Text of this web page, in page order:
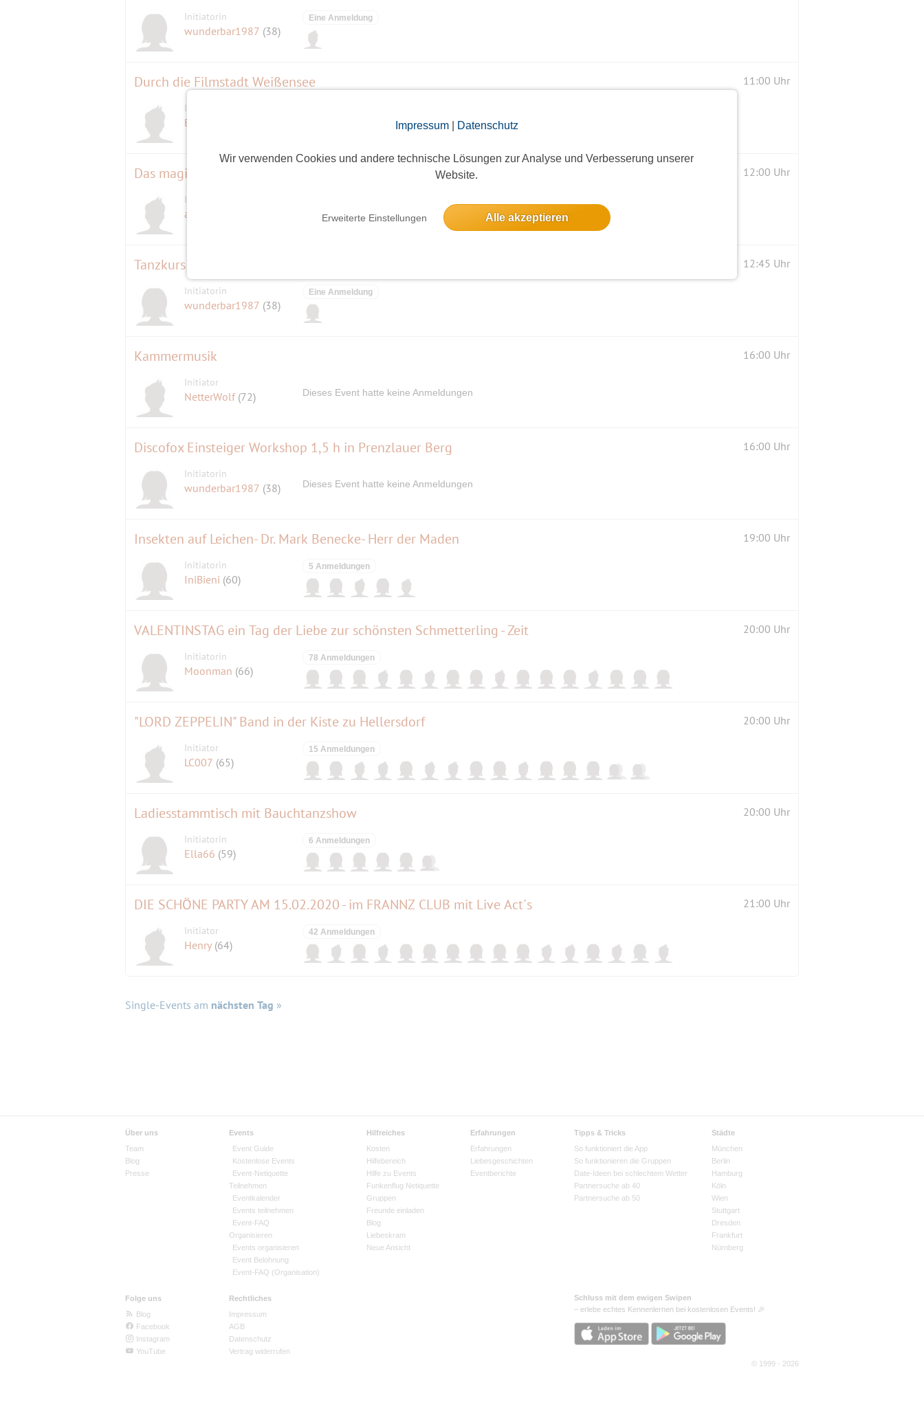
Impressum| Datenschutz
Wir verwenden Cookies und andere technische Lösungen zur Analyse und Verbesserung unserer
Website.
Erweiterte Einstellungen Alle akzeptieren
Initiatorin
wunderbar1987 (38)
Eine Anmeldung
Durch die Filmstadt Weißensee 11:00 Uhr
Initiator
Berndlin
Das magische Tal, CW 21 12:00 Uhr
Initiator
adventurefox
12:45 Uhr
Initiatorin
wunderbar1987 (38)
Eine Anmeldung
Kammermusik 16:00 Uhr
Initiator
NetterWolf (72) Dieses Event hatte keine Anmeldungen
Discofox Einsteiger Workshop 1,5 h in Prenzlauer Berg 16:00 Uhr
Initiatorin
wunderbar1987 (38) Dieses Event hatte keine Anmeldungen
Insekten auf Leichen- Dr. Mark Benecke- Herr der Maden 19:00 Uhr
Initiatorin
IniBieni (60)
5 Anmeldungen
VALENTINSTAG ein Tag der Liebe zur schönsten Schmetterling - Zeit 20:00 Uhr
Initiatorin
Moonman (66)
78 Anmeldungen
"LORD ZEPPELIN" Band in der Kiste zu Hellersdorf 20:00 Uhr
Initiator
LC007 (65)
15 Anmeldungen
Ladiesstammtisch mit Bauchtanzshow 20:00 Uhr
Initiatorin
Ella66 (59)
6 Anmeldungen
DIE SCHÖNE PARTY AM 15.02.2020 - im FRANNZ CLUB mit Live Act´s 21:00 Uhr
Initiator
Henry (64)
42 Anmeldungen
Single-Events am nächsten Tag »
Über uns
Team
Blog
Presse
Events
Event Guide
Kostenlose Events
Event-Netiquette
Teilnehmen
Eventkalender
Events teilnehmen
Event-FAQ
Organisieren
Events organisieren
Event Belohnung
Event-FAQ (Organisation)
Hilfreiches
Kosten
Hilfebereich
Hilfe zu Events
Funkenflug Netiquette
Gruppen
Freunde einladen
Blog
Liebeskram
Neue Ansicht
Erfahrungen
Erfahrungen
Liebesgeschichten
Eventberichte
Tipps & Tricks
So funktioniert die App
So funktionieren die Gruppen
Date-Ideen bei schlechtem Wetter
Partnersuche ab 40
Partnersuche ab 50
Städte
München
Berlin
Hamburg
Köln
Wien
Stuttgart
Dresden
Frankfurt
Nürnberg
Folge uns
Blog
Facebook
Instagram
YouTube
Rechtliches
Impressum
AGB
Datenschutz
Vertrag widerrufen
Schluss mit dem ewigen Swipen
– erlebe echtes Kennenlernen bei kostenlosen Events! 🎉
© 1999 - 2026